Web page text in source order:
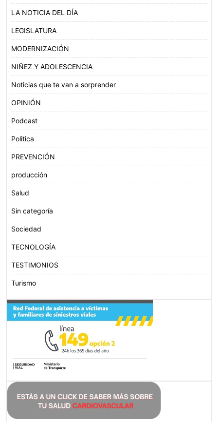
LA NOTICIA DEL DÍA
LEGISLATURA
MODERNIZACIÓN
NIÑEZ Y ADOLESCENCIA
Noticias que te van a sorprender
OPINIÓN
Podcast
Politica
PREVENCIÓN
producción
Salud
Sin categoría
Sociedad
TECNOLOGÍA
TESTIMONIOS
Turismo